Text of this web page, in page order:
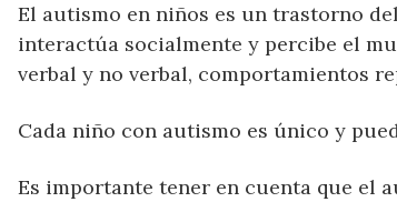
El autismo en niños es un trastorno
interactúa socialmente y percibe el
verbal y no verbal, comportamientos
Cada niño con autismo es único y
Es importante tener en cuenta que el